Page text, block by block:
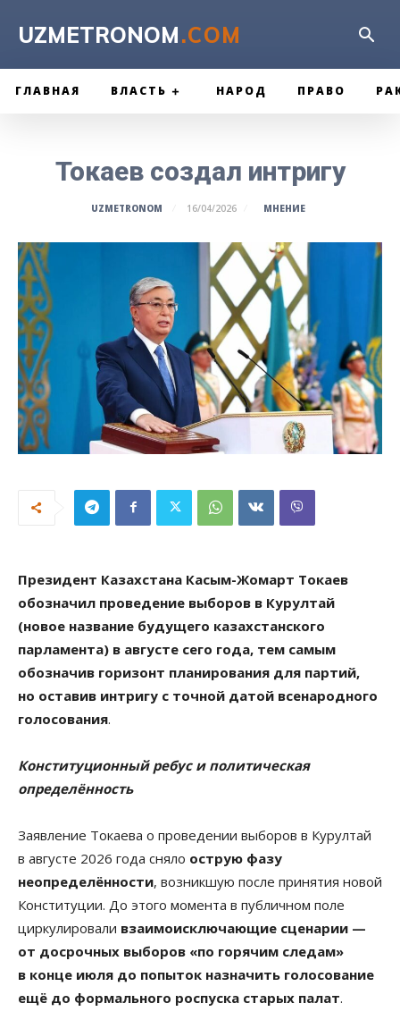
UZMETRONOM.COM
ГЛАВНАЯ ВЛАСТЬ НАРОД ПРАВО
Токаев создал интригу
UZMETRONOM 16/04/2026 МНЕНИЕ
Президент Казахстана Касым-Жомарт Токаев
обозначил проведение выборов в Курултай
(новое название будущего казахстанского
парламента) в августе сего года, тем самым
обозначив горизонт планирования для партий,
но оставив интригу с точной датой всенародного
голосования.
Конституционный ребус и политическая
определённость
Заявление Токаева о проведении выборов в Курултай
в августе 2026 года сняло острую фазу
неопределённости, возникшую после принятия новой
Конституции. До этого момента в публичном поле
циркулировали взаимоисключающие сценарии —
от досрочных выборов «по горячим следам»
в конце июля до попыток назначить голосование
ещё до формального роспуска старых палат.